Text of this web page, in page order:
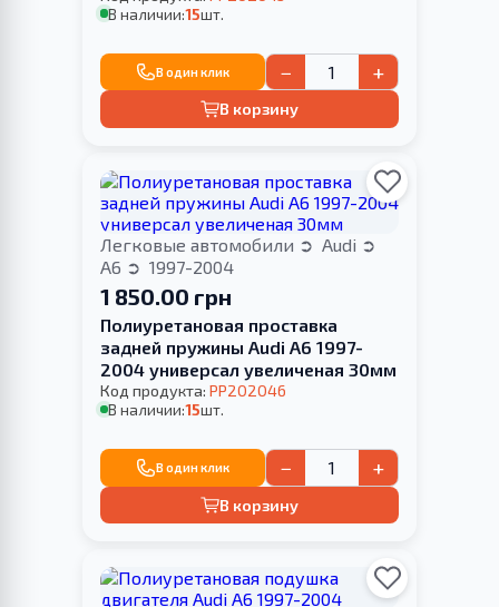
В наличии:15шт.
В один клик − +
В корзину
Легковые автомобили
Audi
A6
1997-2004
1 850.00 грн
Полиуретановая проставка
задней пружины Audi A6 1997-
2004 универсал увеличеная 30мм
Код продукта: PP202046
В наличии:15шт.
В один клик − +
В корзину